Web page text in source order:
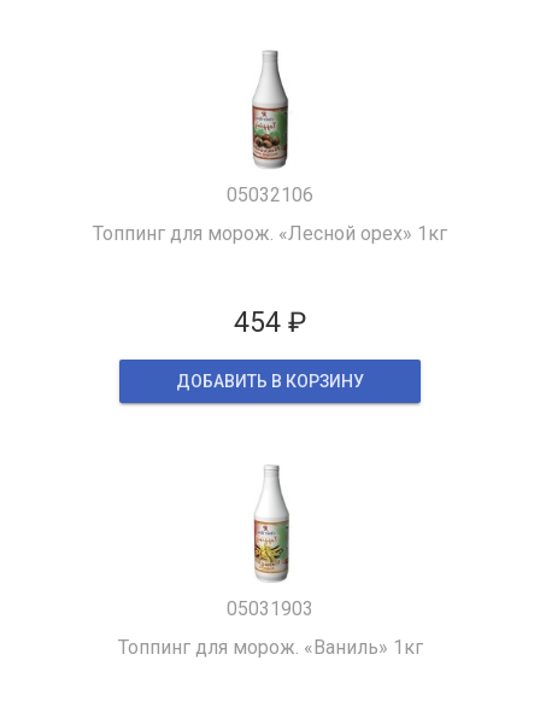
05032106
Топпинг для морож. «Лесной орех» 1кг
454 ₽
ДОБАВИТЬ В КОРЗИНУ
05031903
Топпинг для морож. «Ваниль» 1кг